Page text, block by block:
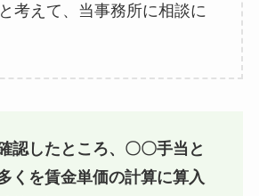
考えて、当事務所に相談に
認したところ、〇〇手当と
くを賃金単価の計算に算入